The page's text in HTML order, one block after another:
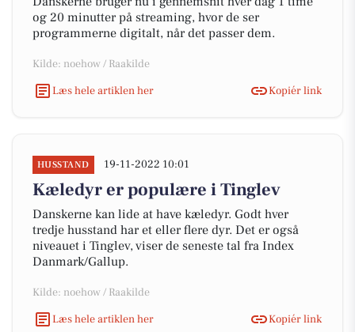
og 20 minutter på streaming, hvor de ser
programmerne digitalt, når det passer dem.
Kilde: noehow / Raakilde
Læs hele artiklen her
Kopiér link
HUSSTAND 19-11-2022 10:01
Kæledyr er populære i Tinglev
Danskerne kan lide at have kæledyr. Godt hver
tredje husstand har et eller flere dyr. Det er også
niveauet i Tinglev, viser de seneste tal fra Index
Danmark/Gallup.
Kilde: noehow / Raakilde
Læs hele artiklen her
Kopiér link